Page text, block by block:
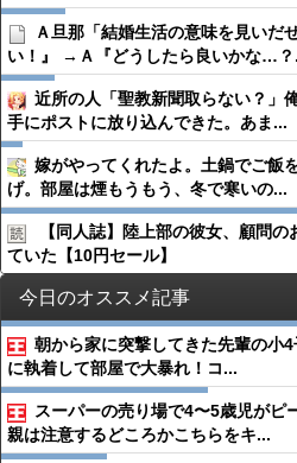
Ａ旦那「結婚生活の意味を見いだ
い！』 →Ａ『どうしたら良いかな…？
近所の人「聖教新聞取らない？」
手にポストに放り込んできた。あま...
嫁がやってくれたよ。土鍋でご飯
げ。部屋は煙もうもう、冬で寒いの...
【同人誌】陸上部の彼女、顧問
ていた【10円セール】
今日のオススメ記事
朝から家に突撃してきた先輩の小
に執着して部屋で大暴れ！コ...
スーパーの売り場で4〜5歳児が
親は注意するどころかこちらをキ...